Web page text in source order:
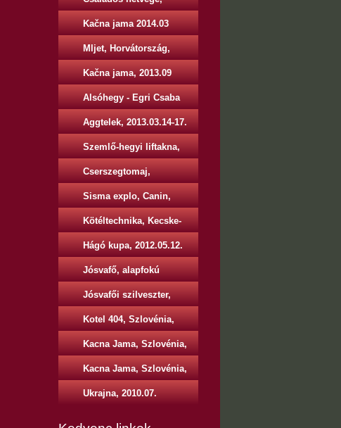
Kačna jama 2014.03
Mljet, Horvátország,
Kačna jama, 2013.09
Alsóhegy - Egri Csaba
Aggtelek, 2013.03.14-17.
Szemlő-hegyi liftakna,
Cserszegtomaj,
Sisma explo, Canin,
Kötéltechnika, Kecske-
Hágó kupa, 2012.05.12.
Jósvafő, alapfokú
Jósvafői szilveszter,
Kotel 404, Szlovénia,
Kacna Jama, Szlovénia,
Kacna Jama, Szlovénia,
Ukrajna, 2010.07.